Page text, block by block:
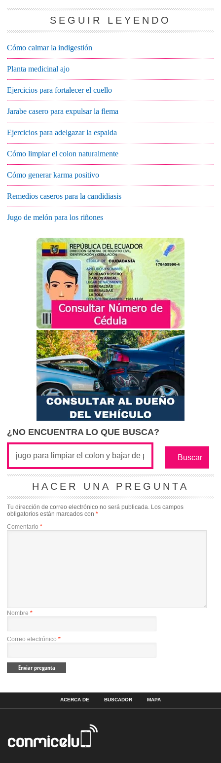
SEGUIR LEYENDO
Cómo calmar la indigestión
Planta medicinal ajo
Ejercicios para fortalecer el cuello
Jarabe casero para expulsar la flema
Ejercicios para adelgazar la espalda
Cómo limpiar el colon naturalmente
Cómo generar karma positivo
Remedios caseros para la candidiasis
Jugo de melón para los riñones
¿NO ENCUENTRA LO QUE BUSCA?
HACER UNA PREGUNTA
Tu dirección de correo electrónico no será publicada. Los campos
obligatorios están marcados con *
Comentario *
Nombre *
Correo electrónico *
ACERCA DE BUSCADOR MAPA